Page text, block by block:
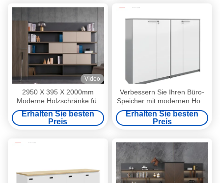
Minimalistisches Kiefernholz
Küche Schule Lager
produziert in Myidea
Video
2950 X 395 X 2000mm
Moderne Holzschränke für
den Innenbereich
Erhalten Sie besten
Preis
Verbessern Sie Ihren Büro-
Speicher mit modernen Holz-
Datei-Schränken
Erhalten Sie besten
Preis